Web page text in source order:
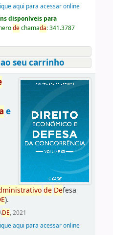
aqui para acessar online
disponíveis para
dechamada:341.3787
seu carrinho
e
de Defesa
).
DE, 2021
aqui para acessar online